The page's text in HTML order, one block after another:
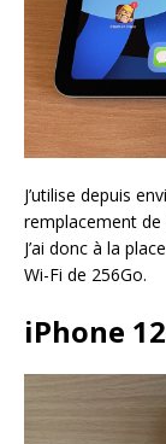
J’utilise depuis
remplacement de
J’ai donc à la
Wi-Fi de 256Go.
iPhone